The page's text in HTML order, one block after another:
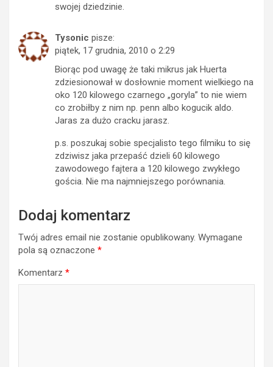
swojej dziedzinie.
Tysonic pisze:
piątek, 17 grudnia, 2010 o 2:29
Biorąc pod uwagę że taki mikrus jak Huerta
zdziesionował w dosłownie moment wielkiego na
oko 120 kilowego czarnego „goryla” to nie wiem
co zrobiłby z nim np. penn albo kogucik aldo.
Jaras za dużo cracku jarasz.
p.s. poszukaj sobie specjalisto tego filmiku to się
zdziwisz jaka przepaść dzieli 60 kilowego
zawodowego fajtera a 120 kilowego zwykłego
gościa. Nie ma najmniejszego porównania.
Dodaj komentarz
Twój adres email nie zostanie opublikowany. Wymagane
pola są oznaczone *
Komentarz *